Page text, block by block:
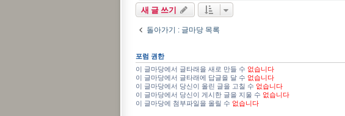
새 글 쓰기
돌아가기 : 글마당 목록
포럼 권한
이 글마당에서 글타래을 새로 만들 수 없습니다
이 글마당에서 글타래에 답글을 달 수 없습니다
이 글마당에서 당신이 올린 글을 고칠 수 없습니다
이 글마당에서 당신이 게시한 글을 지울 수 없습니다
이 글마당에 첨부파일을 올릴 수 없습니다